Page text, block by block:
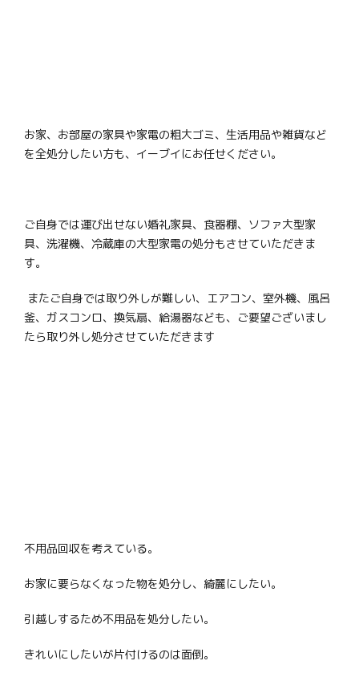
お家、お部屋の家具や家電の粗大ゴミ、生活用品や雑貨など
を全処分したい方も、イーブイにお任せください。
ご自身では運び出せない婚礼家具、食器棚、ソファ大型家
具、洗濯機、冷蔵庫の大型家電の処分もさせていただきま
す。
またご自身では取り外しが難しい、エアコン、室外機、風呂
釜、ガスコンロ、換気扇、給湯器なども、ご要望ございまし
たら取り外し処分させていただきます
不用品回収を考えている。
お家に要らなくなった物を処分し、綺麗にしたい。
引越しするため不用品を処分したい。
きれいにしたいが片付けるのは面倒。